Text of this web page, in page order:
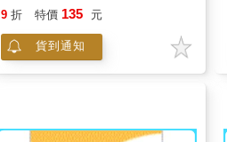
9 折 特價 135 元
貨到通知